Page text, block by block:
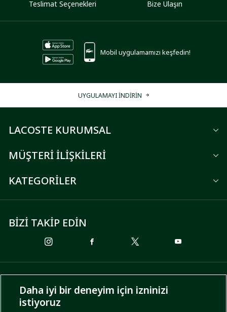
Teslimat Seçenekleri Bize Ulaşın
Mobil uygulamamızı keşfedin!
UYGULAMAYI İNDİRİN
LACOSTE KURUMSAL
MÜŞTERİ İLİŞKİLERİ
KATEGORİLER
BİZİ TAKİP EDİN
ÖDEME SEÇENEKLERİ
Daha iyi bir deneyim için izninizi
istiyoruz